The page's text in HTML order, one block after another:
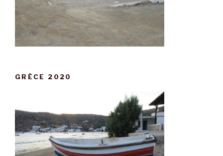
GRÈCE 2020